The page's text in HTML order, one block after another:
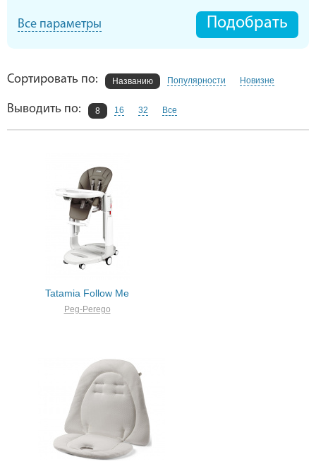
Все параметры Подобрать
Сортировать по: Названию Популярности Новизне
Выводить по: 8 16 32 Все
Tatamia Follow Me
Peg-Perego